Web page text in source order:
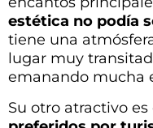
estética no podía
tiene una
lugar muy
emanando mucha
Su otro atractivo es